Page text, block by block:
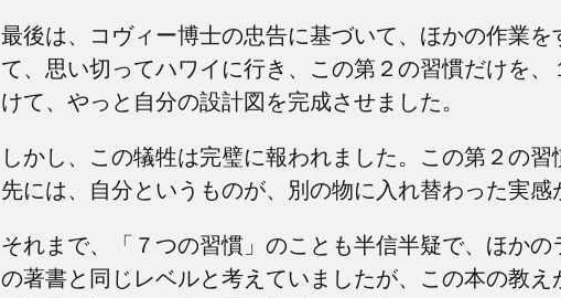
最後は、コヴィー博士の忠告に基づいて、ほかの作業を
て、思い切ってハワイに行き、この第２の習慣だけを、
けて、やっと自分の設計図を完成させました。
しかし、この犠牲は完璧に報われました。この第２の習
先には、自分というものが、別の物に入れ替わった実感
それまで、「７つの習慣」のことも半信半疑で、ほかの
の著書と同じレベルと考えていましたが、この本の教え